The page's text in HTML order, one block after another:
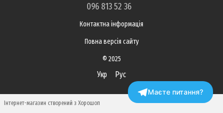
096 813 52 36
Контактна інформація
Повна версія сайту
© 2025
Укр Рус
Інтернет-магазин створений з Хорошоп
Маєте питання?